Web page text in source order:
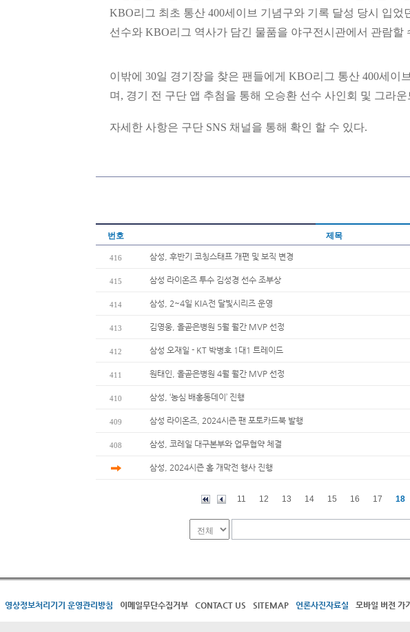
KBO리그 최초 통산 400세이브 기념구와 기록 달성 당시 입었
선수와 KBO리그 역사가 담긴 물품을 야구전시관에서 관람할
이밖에 30일 경기장을 찾은 팬들에게 KBO리그 통산 400세이
며, 경기 전 구단 앱 추첨을 통해 오승환 선수 사인회 및 그라
자세한 사항은 구단 SNS 채널을 통해 확인 할 수 있다.
번호 제목
416 삼성, 후반기 코칭스태프 개편 및 보직 변경
415 삼성 라이온즈 투수 김성경 선수 조부상
414 삼성, 2~4일 KIA전 달빛시리즈 운영
413 김영웅, 올곧은병원 5월 월간 MVP 선정
412 삼성 오재일 - KT 박병호 1대1 트레이드
411 원태인, 올곧은병원 4월 월간 MVP 선정
410 삼성, ‘농심 배홍동데이’ 진행
409 삼성 라이온즈, 2024시즌 팬 포토카드북 발행
408 삼성, 코레일 대구본부와 업무협약 체결
삼성, 2024시즌 홈 개막전 행사 진행
11 12 13 14 15 16 17 18
영상정보처리기기 운영관리방침 이메일무단수집거부 CONTACT US SITEMAP 언론사진자료실 모바일 버전 가기